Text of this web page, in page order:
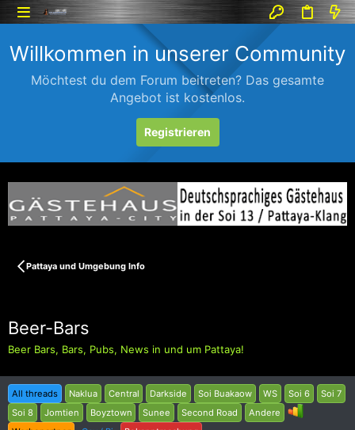
Willkommen in unserer Community
Möchtest du dem Forum beitreten? Das gesamte
Angebot ist kostenlos.
Registrieren
Pattaya und Umgebung Info
Beer-Bars
Beer Bars, Bars, Pubs, News in und um Pattaya!
All threads Naklua Central Darkside Soi Buakaow WS Soi 6
Soi 7
Soi 8
Jomtien Boyztown Sunee Second Road
Andere